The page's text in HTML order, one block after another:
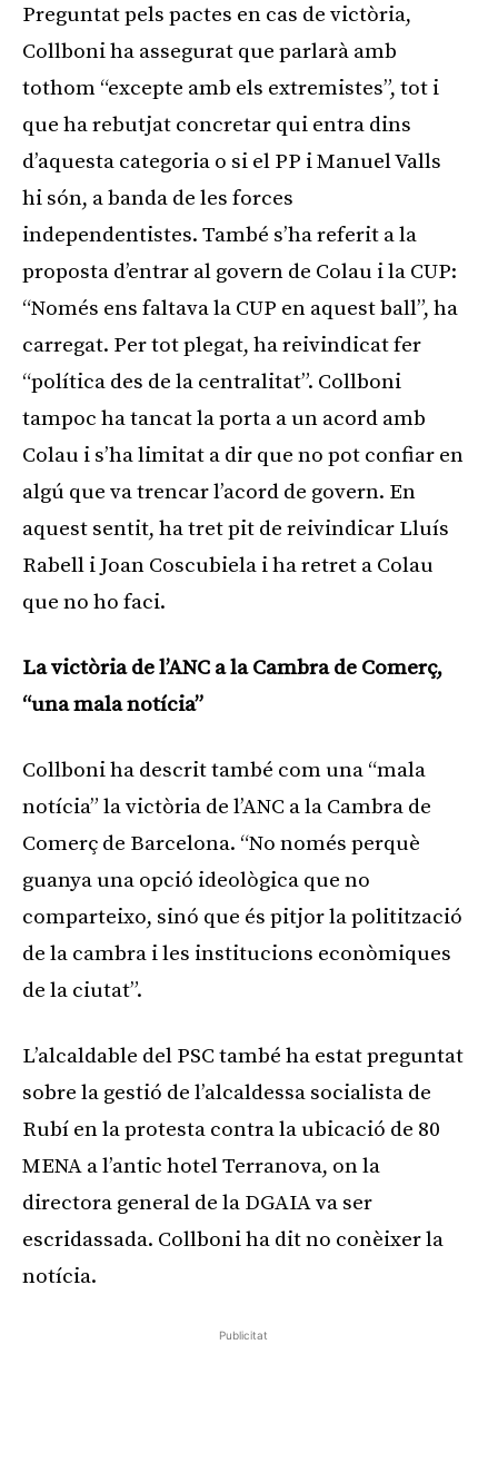
Preguntat pels pactes en cas de victòria,
Collboni ha assegurat que parlarà amb
tothom “excepte amb els extremistes”, tot i
que ha rebutjat concretar qui entra dins
d’aquesta categoria o si el PP i Manuel Valls
hi són, a banda de les forces
independentistes. També s’ha referit a la
proposta d’entrar al govern de Colau i la CUP:
“Només ens faltava la CUP en aquest ball”, ha
carregat. Per tot plegat, ha reivindicat fer
“política des de la centralitat”. Collboni
tampoc ha tancat la porta a un acord amb
Colau i s’ha limitat a dir que no pot confiar en
algú que va trencar l’acord de govern. En
aquest sentit, ha tret pit de reivindicar Lluís
Rabell i Joan Coscubiela i ha retret a Colau
que no ho faci.
La victòria de l’ANC a la Cambra de Comerç,
“una mala notícia”
Collboni ha descrit també com una “mala
notícia” la victòria de l’ANC a la Cambra de
Comerç de Barcelona. “No només perquè
guanya una opció ideològica que no
comparteixo, sinó que és pitjor la politització
de la cambra i les institucions econòmiques
de la ciutat”.
L’alcaldable del PSC també ha estat preguntat
sobre la gestió de l’alcaldessa socialista de
Rubí en la protesta contra la ubicació de 80
MENA a l’antic hotel Terranova, on la
directora general de la DGAIA va ser
escridassada. Collboni ha dit no conèixer la
notícia.
Publicitat